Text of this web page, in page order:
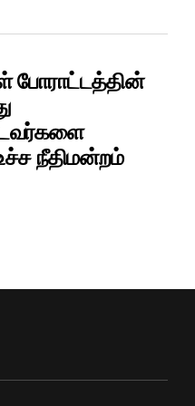
போராட்டத்தின்
நீதிமன்றம்